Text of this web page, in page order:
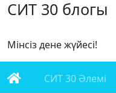
СИТ 30 блогы
Мінсіз дене жүйесі!
СИТ 30 Әлемі